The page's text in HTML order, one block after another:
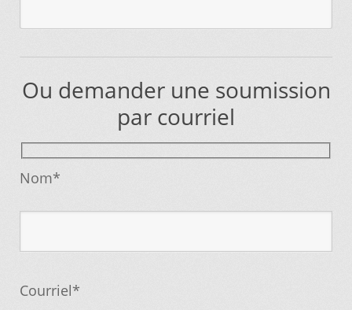
Ou demander une soumission
par courriel
Nom*
Courriel*